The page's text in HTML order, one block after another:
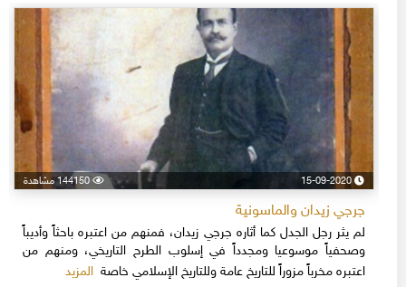
15-09-2020 144150 مشاهدة
جرجي زيدان والماسونية
لم يثر رجل الجدل كما أثاره جرجي زيدان، فمنهم من اعتبره باحثاً وأديباً
وصحفياً موسوعيا ومجدداً في إسلوب الطرح التاريخي، ومنهم من
اعتبره مخرباً مزوراً للتاريخ عامة وللتاريخ الإسلامي خاصةالمزيد